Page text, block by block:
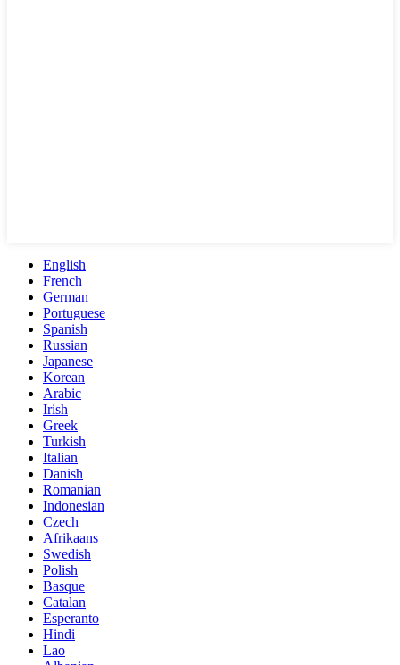
English
French
German
Portuguese
Spanish
Russian
Japanese
Korean
Arabic
Irish
Greek
Turkish
Italian
Danish
Romanian
Indonesian
Czech
Afrikaans
Swedish
Polish
Basque
Catalan
Esperanto
Hindi
Lao